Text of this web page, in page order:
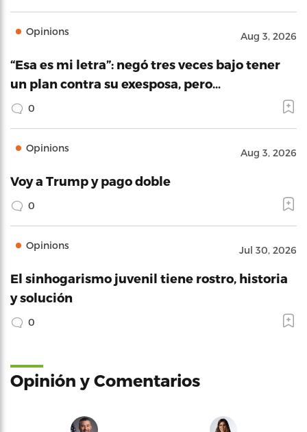
Opinions Aug 3, 2026
“Esa es mi letra”: negó tres veces bajo tener
un plan contra su exesposa, pero…
0
Opinions Aug 3, 2026
Voy a Trump y pago doble
0
Opinions Jul 30, 2026
El sinhogarismo juvenil tiene rostro, historia
y solución
0
Opinión y Comentarios